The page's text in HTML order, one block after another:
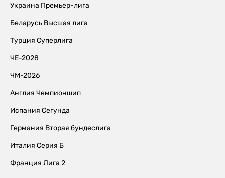
Украина Премьер-лига
Беларусь Высшая лига
Турция Суперлига
ЧЕ-2028
ЧМ-2026
Англия Чемпионшип
Испания Сегунда
Германия Вторая бундеслига
Италия Серия Б
Франция Лига 2